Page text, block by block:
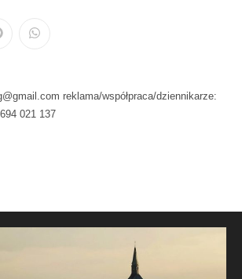
reklama/współpraca/dziennikarze:
021 137